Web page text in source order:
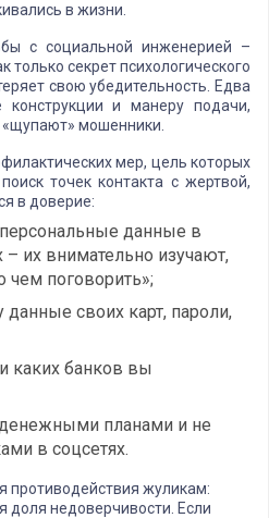
в жизни.
с социальной инженерией –
только секрет психологического
свою убедительность. Едва
конструкции и манеру подачи,
мошенники.
мер, цель которых
точек контакта с жертвой,
в доверие:
данные в
– их внимательно изучают,
чем поговорить»;
своих карт, пароли,
каких банков вы
планами и не
в соцсетях.
противодействия жуликам:
доля недоверчивости. Если